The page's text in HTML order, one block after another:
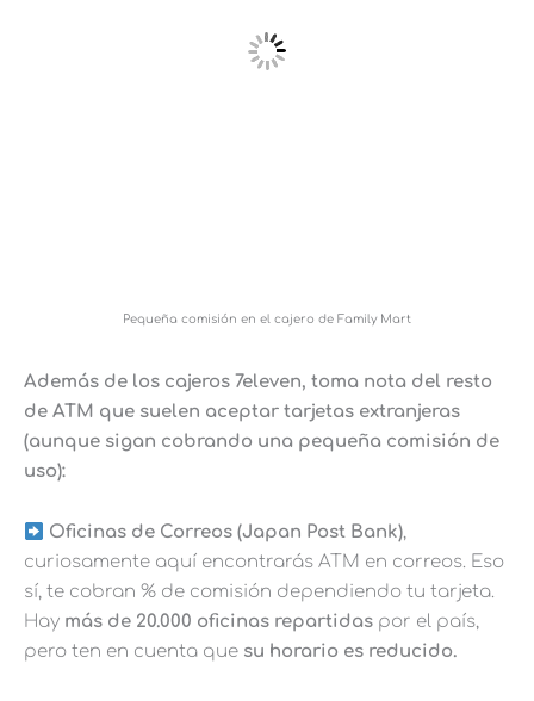
Pequeña comisión en el cajero de Family Mart
Además de los cajeros 7eleven, toma nota del resto
de ATM que suelen aceptar tarjetas extranjeras
(aunque sigan cobrando una pequeña comisión de
uso):
Oficinas de Correos (Japan Post Bank),
curiosamente aquí encontrarás ATM en correos. Eso
sí, te cobran % de comisión dependiendo tu tarjeta.
Hay más de 20.000 oficinas repartidas por el país,
pero ten en cuenta que su horario es reducido.